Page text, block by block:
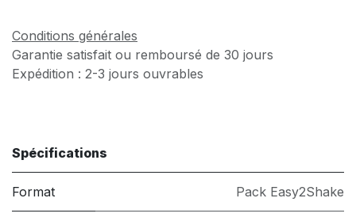
Conditions générales
Garantie satisfait ou remboursé de 30 jours
Expédition : 2-3 jours ouvrables
Spécifications
Format Pack Easy2Shake